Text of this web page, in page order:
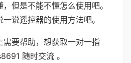
但是不能不懂怎么使用吧。
说遥控器的使用方法吧。
需要帮助，想获取一对一指
随时交流 。